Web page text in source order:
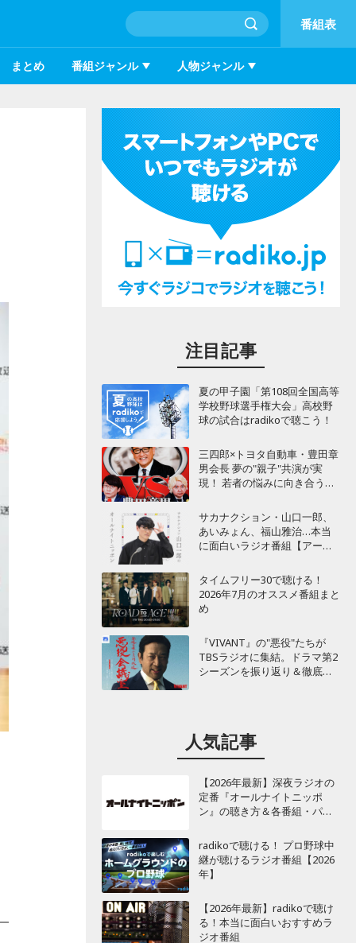
番組表
まとめ 番組ジャンル 人物ジャンル
注目記事
夏の甲子園「第108回全国高等
学校野球選手権大会」高校野
球の試合はradikoで聴こう！
三四郎×トヨタ自動車・豊田章
男会長 夢の"親子"共演が実
現！ 若者の悩みに向き合うポ
サカナクション・山口一郎、
あいみょん、福山雅治…本当
に面白いラジオ番組【アーテ
タイムフリー30で聴ける！
2026年7月のオススメ番組まと
め
『VIVANT』の"悪役"たちが
TBSラジオに集結。ドラマ第2
シーズンを振り返り＆徹底考
人気記事
【2026年最新】深夜ラジオの
定番『オールナイトニッポ
ン』の聴き方＆各番組・パー
radikoで聴ける！ プロ野球中
継が聴けるラジオ番組【2026
年】
【2026年最新】radikoで聴け
る！本当に面白いおすすめラ
ジオ番組